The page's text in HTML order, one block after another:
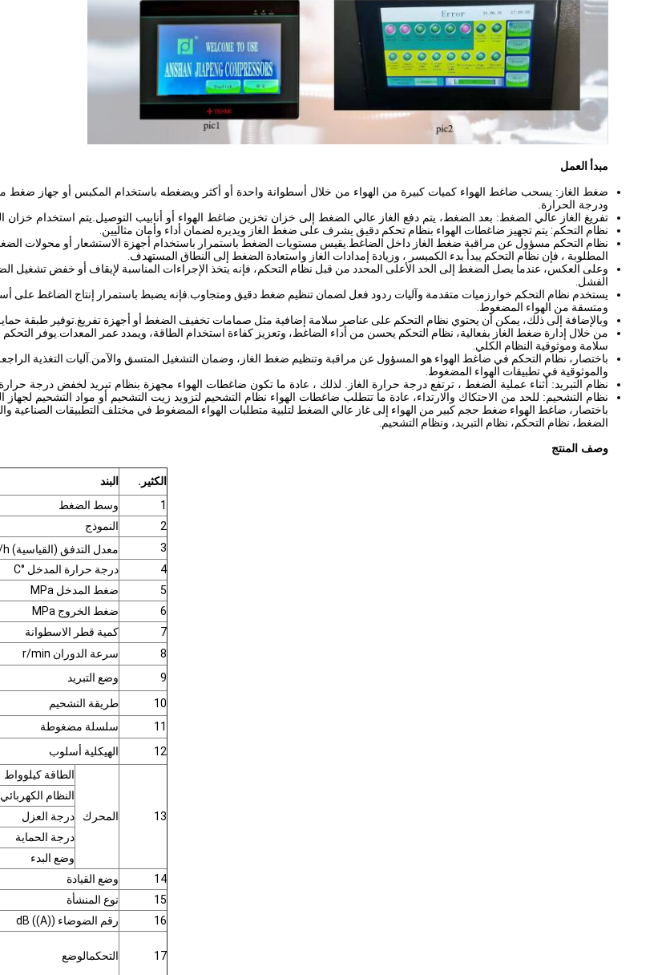
مبدأ العمل
ضغط الغاز: يسحب ضاغط الهواء كميات كبيرة من الهواء من خلال أسطوانة واحدة أو أكثر ويضغطه باستخدام المكبس أو جهاز ضغط
ودرجة الحرارة.
تفريغ الغاز عالي الضغط: بعد الضغط، يتم دفع الغاز عالي الضغط إلى خزان تخزين ضاغط الهواء أو أنابيب التوصيل.يتم استخدام
نظام التحكم: يتم تجهيز ضاغطات الهواء بنظام تحكم دقيق يشرف على ضغط الغاز ويديره لضمان أداء وأمان مثاليين.
نظام التحكم مسؤول عن مراقبة ضغط الغاز داخل الضاغط.يقيس مستويات الضغط باستمرار باستخدام أجهزة الاستشعار أو محولات
المطلوبة ، فإن نظام التحكم يبدأ بدء الكمبسر ، وزيادة إمدادات الغاز واستعادة الضغط إلى النطاق المستهدف.
وعلى العكس، عندما يصل الضغط إلى الحد الأعلى المحدد من قبل نظام التحكم، فإنه يتخذ الإجراءات المناسبة لإيقاف أو خفض تشغيل
الفشل.
يستخدم نظام التحكم خوارزميات متقدمة وآليات ردود فعل لضمان تنظيم ضغط دقيق ومتجاوب.فإنه يضبط باستمرار إنتاج الضاغط على
ومتسقة من الهواء المضغوط.
وبالإضافة إلى ذلك، يمكن أن يحتوي نظام التحكم على عناصر سلامة إضافية مثل صمامات تخفيف الضغط أو أجهزة تفريغ.توفير طبقة
من خلال إدارة ضغط الغاز بفعالية، نظام التحكم يحسن من أداء الضاغط، وتعزيز كفاءة استخدام الطاقة، ويمدد عمر المعدات.يوفر
سلامة وموثوقية النظام الكلي.
باختصار، نظام التحكم في ضاغط الهواء هو المسؤول عن مراقبة وتنظيم ضغط الغاز، وضمان التشغيل المتسق والآمن.آليات التغذية
والموثوقية في تطبيقات الهواء المضغوط.
نظام التبريد: أثناء عملية الضغط ، ترتفع درجة حرارة الغاز. لذلك ، عادة ما تكون ضاغطات الهواء مجهزة بنظام تبريد لخفض درجة حرارة
نظام التشحيم: للحد من الاحتكاك والارتداء، عادة ما تتطلب ضاغطات الهواء نظام التشحيم لتزويد زيت التشحيم أو مواد التشحيم لجهاز
باختصار، ضاغط الهواء ضغط حجم كبير من الهواء إلى غاز عالي الضغط لتلبية متطلبات الهواء المضغوط في مختلف التطبيقات الصناعية
الضغط، نظام التحكم، نظام التبريد، ونظام التشحيم.
وصف المنتج
الكثير. البند
1
وسط الضغط
2
النموذج
3
معدل التدفق (القياسية) Nm h
4
درجة حرارة المدخل °C
5
ضغط المدخل MPa
6
ضغط الخروج MPa
7
كمية قطر الاسطوانة
8
سرعة الدوران r/min
9
وضع التبريد
10
طريقة التشحيم
11
سلسلة مضغوطة
12
الهيكلية أسلوب
13 المحرك
الطاقة كيلوواط
النظام الكهربائي
درجة العزل
درجة الحماية
وضع البدء
14
وضع القيادة
15
نوع المنشأة
16
رقم الضوضاء dB ((A))
17 التحكمالوضع